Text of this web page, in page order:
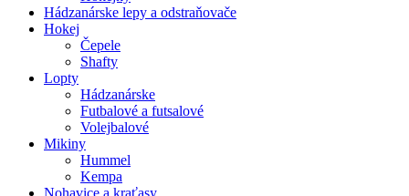
Hádzanárske lepy a odstraňovače
Hokej
Čepele
Shafty
Lopty
Hádzanárske
Futbalové a futsalové
Volejbalové
Mikiny
Hummel
Kempa
Nohavice a kraťasy